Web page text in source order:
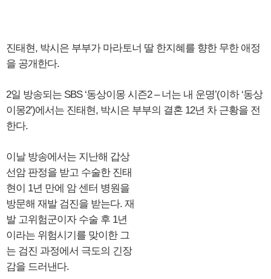
진태현, 박시은 부부가 마라토너 딸 한지혜를 향한 무한 애정
을 공개한다.
2일 방송되는 SBS ‘동상이몽 시즌2 – 너는 내 운명’(이하 ‘동상
이몽2’)에서는 진태현, 박시은 부부의 결혼 12년 차 근황을 전
한다.
이날 방송에서는 지난해 갑상
선암 판정을 받고 수술한 진태
현이 1년 만에 암 센터 병원을
방문해 재발 검진을 받는다. 재
발 고위험군이자 수술 후 1년
이라는 위험시기를 맞이한 그
는 검진 과정에서 극도의 긴장
감을 드러낸다.